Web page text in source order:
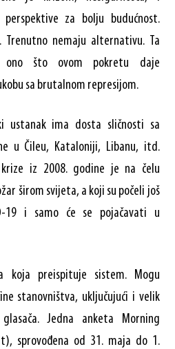
za bolju budućnost.
nemaju alternativu. Ta
ono što ovom pokretu daje
sa brutalnom represijom.
ustanak ima dosta sličnosti sa
u Čileu, Kataloniji, Libanu, itd.
krize iz 2008. godine je na čelu
širom svijeta, a koji su počeli još
19 i samo će se pojačavati u
koja preispituje sistem. Mogu
stanovništva, uključujući i velik
Jedna anketa Morning
sprovođena od 31. maja do 1.